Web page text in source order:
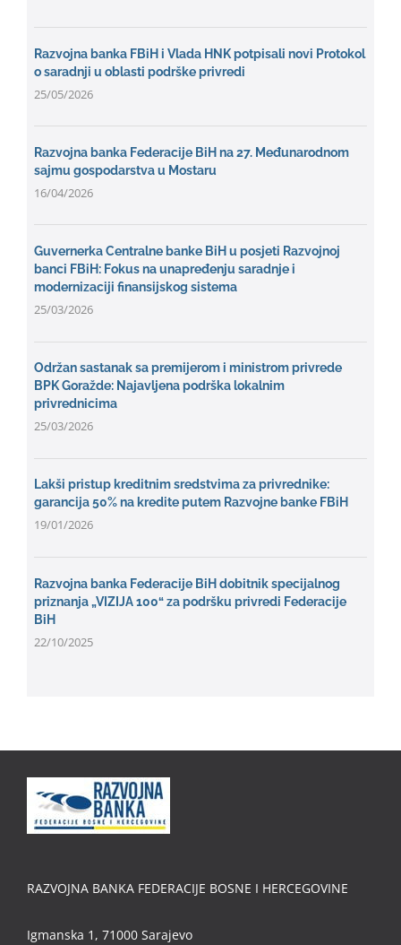
Razvojna banka FBiH i Vlada HNK potpisali novi Protokol
o saradnji u oblasti podrške privredi
25/05/2026
Razvojna banka Federacije BiH na 27. Međunarodnom
sajmu gospodarstva u Mostaru
16/04/2026
Guvernerka Centralne banke BiH u posjeti Razvojnoj
banci FBiH: Fokus na unapređenju saradnje i
modernizaciji finansijskog sistema
25/03/2026
Održan sastanak sa premijerom i ministrom privrede
BPK Goražde: Najavljena podrška lokalnim
privrednicima
25/03/2026
Lakši pristup kreditnim sredstvima za privrednike:
garancija 50% na kredite putem Razvojne banke FBiH
19/01/2026
Razvojna banka Federacije BiH dobitnik specijalnog
priznanja „VIZIJA 100“ za podršku privredi Federacije
BiH
22/10/2025
RAZVOJNA BANKA FEDERACIJE BOSNE I HERCEGOVINE
Igmanska 1, 71000 Sarajevo